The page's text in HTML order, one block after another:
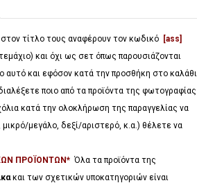
στον τίτλο τους αναφέρουν τον κωδικό [ass]
και όχι ως σετ όπως παρουσιάζονται
αυτό και εφόσον κατά την προσθήκη στο καλάθι
ποιο από τα προϊόντα της φωτογραφίας
κατά την ολοκλήρωση της παραγγελίας να
μεγάλο, δεξί/αριστερό, κ.α.) θέλετε να
ΠΡΟΪΟΝΤΩΝ* Όλα τα προϊόντα της
και των σχετικών υποκατηγοριών είναι